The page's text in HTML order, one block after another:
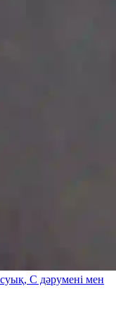
С дәрумені мен